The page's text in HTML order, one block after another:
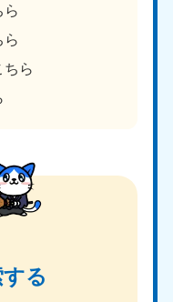
ら
ら
ちら
る